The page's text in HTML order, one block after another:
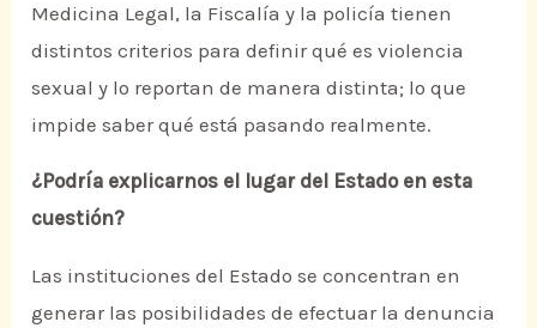
Medicina Legal, la Fiscalía y la policía tienen
distintos criterios para definir qué es violencia
sexual y lo reportan de manera distinta; lo que
impide saber qué está pasando realmente.
¿Podría explicarnos el lugar del Estado en esta
cuestión?
Las instituciones del Estado se concentran en
generar las posibilidades de efectuar la denuncia